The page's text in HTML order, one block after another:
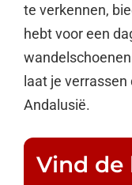
te verkennen,
hebt voor een
laat je verrassen
Andalusië.
Vind de